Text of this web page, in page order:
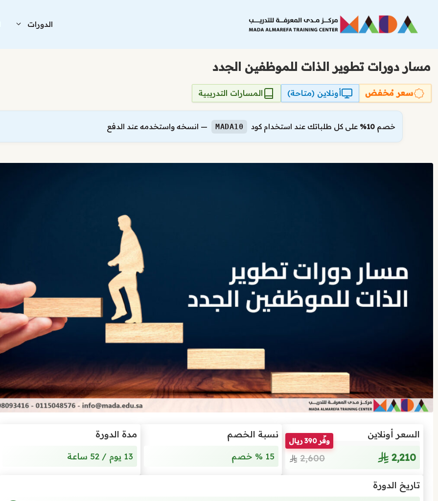
المحتوى
الدورات
مسار دورات تطوير الذات للموظفين الجدد
سعر مُخفض أونلاين (متاحة) المسارات التدريبية
خصم 10% على كل طلباتك عند استخدام كود MADA10 — انسخه واستخدمه عند الدفع
السعر أونلاين
2٬210
وفّر 390 ريال
2٬600
نسبة الخصم
15 % خصم
مدة الدورة
13 يوم / 52 ساعة
تاريخ الدورة